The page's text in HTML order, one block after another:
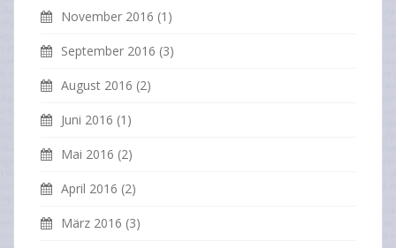
November 2016 (1)
September 2016 (3)
August 2016 (2)
Juni 2016 (1)
Mai 2016 (2)
April 2016 (2)
März 2016 (3)